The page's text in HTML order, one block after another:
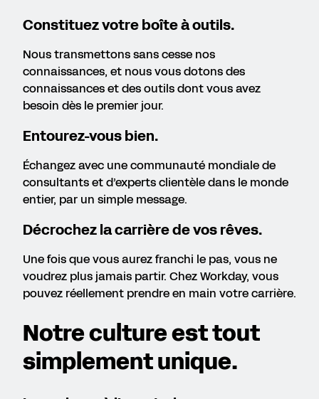
Constituez votre boîte à outils.
Nous transmettons sans cesse nos
connaissances, et nous vous dotons des
connaissances et des outils dont vous avez
besoin dès le premier jour.
Entourez-vous bien.
Échangez avec une communauté mondiale de
consultants et d’experts clientèle dans le monde
entier, par un simple message.
Décrochez la carrière de vos rêves.
Une fois que vous aurez franchi le pas, vous ne
voudrez plus jamais partir. Chez Workday, vous
pouvez réellement prendre en main votre carrière.
Notre culture est tout
simplement unique.